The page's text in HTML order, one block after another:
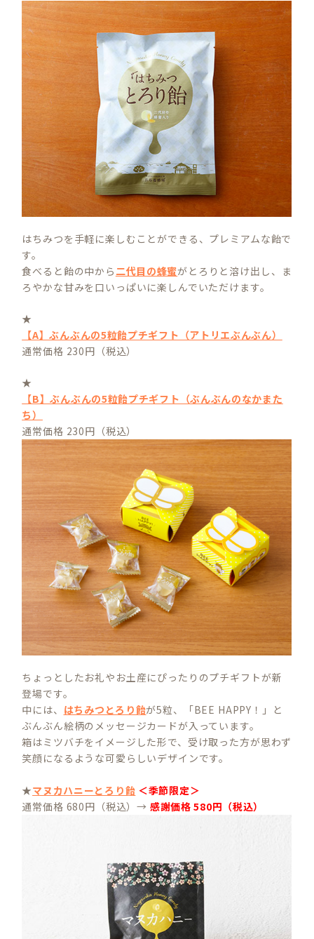
はちみつを手軽に楽しむことができる、プレミアムな飴で
す。
食べると飴の中から 二代目の蜂蜜がとろりと溶け出し、ま
ろやかな甘みを口いっぱいに楽しんでいただけます。
★
【A】ぶんぶんの5粒飴プチギフト（アトリエぶんぶん）
通常価格 230円（税込）
★
【B】ぶんぶんの5粒飴プチギフト（ぶんぶんのなかまた
ち）
通常価格 230円（税込）
ちょっとしたお礼やお土産にぴったりのプチギフトが新
登場です。
中には、 はちみつとろり飴が5粒、「BEE HAPPY！」と
ぶんぶん絵柄のメッセージカードが入っています。
箱はミツバチをイメージした形で、受け取った方が思わず
笑顔になるような可愛らしいデザインです。
★マヌカハニーとろり飴 ＜季節限定＞
通常価格 680円（税込）→ 感謝価格 580円（税込）